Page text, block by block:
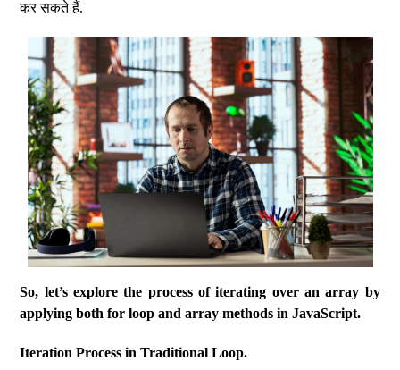
कर सकते हैं.
So, let’s explore the process of iterating over an array by
applying both for loop and array methods in JavaScript.
Iteration Process in Traditional Loop.